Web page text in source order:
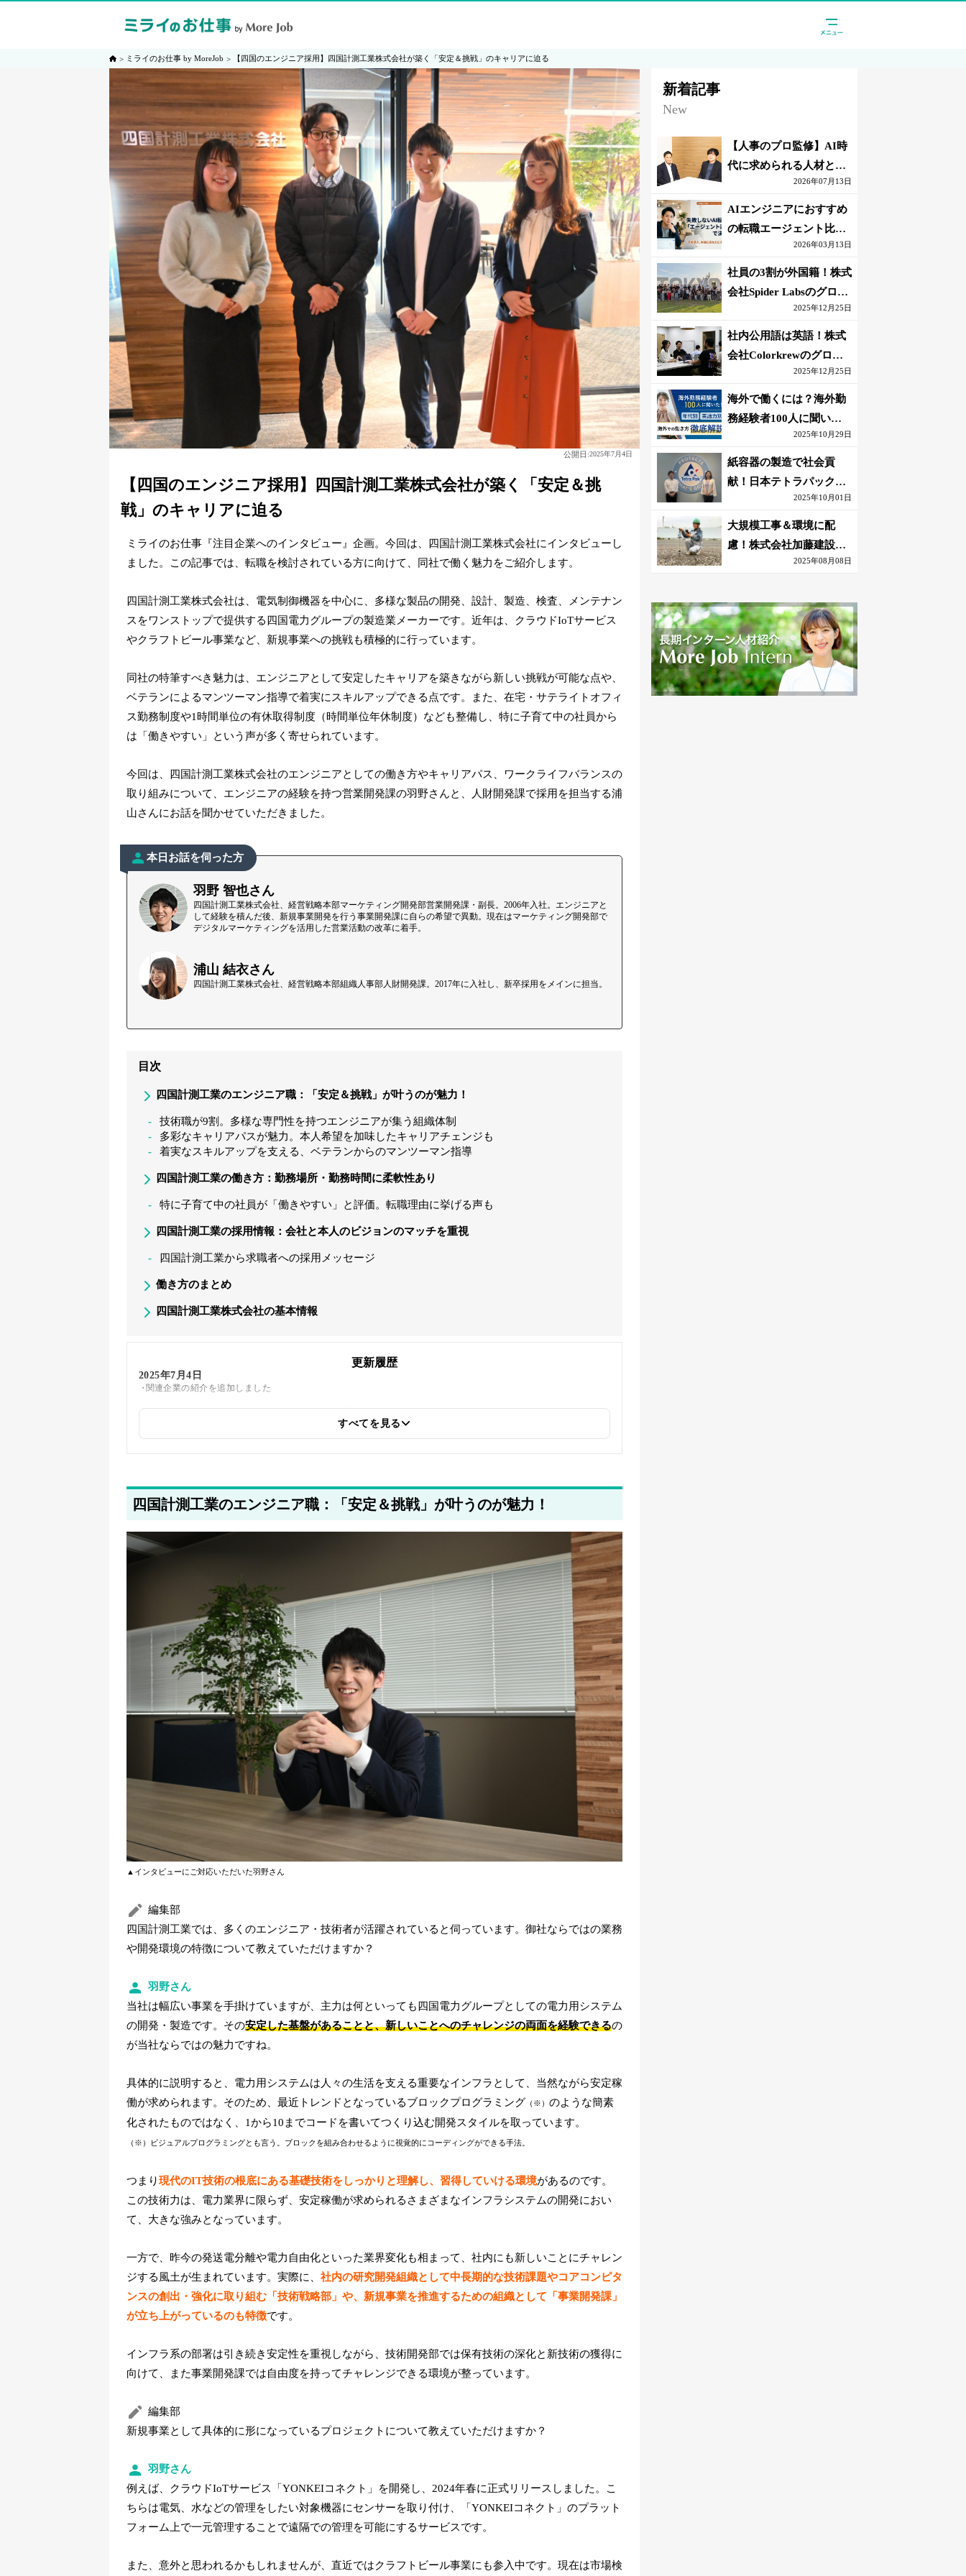
ミライのお仕事 by MoreJob 【四国のエンジニア採用】四国計測工業株式会社が築く「安定＆挑戦」のキャリアに迫る
公開日:2025年7月4日
【四国のエンジニア採用】四国計測工業株式会社が築く「安定＆挑
戦」のキャリアに迫る
ミライのお仕事『注目企業へのインタビュー』企画。今回は、四国計測工業株式会社にインタビューし
ました。この記事では、転職を検討されている方に向けて、同社で働く魅力をご紹介します。
四国計測工業株式会社は、電気制御機器を中心に、多様な製品の開発、設計、製造、検査、メンテナン
スをワンストップで提供する四国電力グループの製造業メーカーです。近年は、クラウドIoTサービス
やクラフトビール事業など、新規事業への挑戦も積極的に行っています。
同社の特筆すべき魅力は、エンジニアとして安定したキャリアを築きながら新しい挑戦が可能な点や、
ベテランによるマンツーマン指導で着実にスキルアップできる点です。また、在宅・サテライトオフィ
ス勤務制度や1時間単位の有休取得制度（時間単位年休制度）なども整備し、特に子育て中の社員から
は「働きやすい」という声が多く寄せられています。
今回は、四国計測工業株式会社のエンジニアとしての働き方やキャリアパス、ワークライフバランスの
取り組みについて、エンジニアの経験を持つ営業開発課の羽野さんと、人財開発課で採用を担当する浦
山さんにお話を聞かせていただきました。
本日お話を伺った方
羽野 智也さん
四国計測工業株式会社、経営戦略本部マーケティング開発部営業開発課・副長。2006年入社。エンジニアと
して経験を積んだ後、新規事業開発を行う事業開発課に自らの希望で異動。現在はマーケティング開発部で
デジタルマーケティングを活用した営業活動の改革に着手。
浦山 結衣さん
四国計測工業株式会社、経営戦略本部組織人事部人財開発課。2017年に入社し、新卒採用をメインに担当。
目次
四国計測工業のエンジニア職：「安定＆挑戦」が叶うのが魅力！
技術職が9割。多様な専門性を持つエンジニアが集う組織体制
多彩なキャリアパスが魅力。本人希望を加味したキャリアチェンジも
着実なスキルアップを支える、ベテランからのマンツーマン指導
四国計測工業の働き方：勤務場所・勤務時間に柔軟性あり
特に子育て中の社員が「働きやすい」と評価。転職理由に挙げる声も
四国計測工業の採用情報：会社と本人のビジョンのマッチを重視
四国計測工業から求職者への採用メッセージ
働き方のまとめ
四国計測工業株式会社の基本情報
更新履歴
2025年7月4日
関連企業の紹介を追加しました
著者情報の変更を行いました。
すべてを見る
四国計測工業のエンジニア職：「安定＆挑戦」が叶うのが魅力！
▲インタビューにご対応いただいた羽野さん
編集部
四国計測工業では、多くのエンジニア・技術者が活躍されていると伺っています。御社ならではの業務
や開発環境の特徴について教えていただけますか？
羽野さん
当社は幅広い事業を手掛けていますが、主力は何といっても四国電力グループとしての電力用システム
の開発・製造です。その安定した基盤があることと、新しいことへのチャレンジの両面を経験できるの
が当社ならではの魅力ですね。
具体的に説明すると、電力用システムは人々の生活を支える重要なインフラとして、当然ながら安定稼
働が求められます。そのため、最近トレンドとなっているブロックプログラミング （※） のような簡素
化されたものではなく、1から10までコードを書いてつくり込む開発スタイルを取っています。
（※）ビジュアルプログラミングとも言う。ブロックを組み合わせるように視覚的にコーディングができる手法。
つまり現代のIT技術の根底にある基礎技術をしっかりと理解し、習得していける環境があるのです。
この技術力は、電力業界に限らず、安定稼働が求められるさまざまなインフラシステムの開発におい
て、大きな強みとなっています。
一方で、昨今の発送電分離や電力自由化といった業界変化も相まって、社内にも新しいことにチャレン
ジする風土が生まれています。実際に、 社内の研究開発組織として中長期的な技術課題やコアコンピタ
ンスの創出・強化に取り組む「技術戦略部」や、新規事業を推進するための組織として「事業開発課」
が立ち上がっているのも特徴です。
インフラ系の部署は引き続き安定性を重視しながら、技術開発部では保有技術の深化と新技術の獲得に
向けて、また事業開発課では自由度を持ってチャレンジできる環境が整っています。
編集部
新規事業として具体的に形になっているプロジェクトについて教えていただけますか？
羽野さん
例えば、クラウドIoTサービス「YONKEIコネクト」を開発し、2024年春に正式リリースしました。こ
ちらは電気、水などの管理をしたい対象機器にセンサーを取り付け、「YONKEIコネクト」のプラット
フォーム上で一元管理することで遠隔での管理を可能にするサービスです。
また、意外と思われるかもしれませんが、直近ではクラフトビール事業にも参入中です。現在は市場検
新着記事
New
【人事のプロ監修】AI時
代に求められる人材と
は？「代替されない人」
の条件
2026年07月13日
AIエンジニアにおすすめ
の転職エージェント比較
｜失敗しない選び方【採
点表つき】
2026年03月13日
社員の3割が外国籍！株式
会社Spider Labsのグロー
2025年12月25日
社内公用語は英語！株式
会社Colorkrewのグロー
バルかつ若手が輝く環境
2025年12月25日
海外で働くには？海外勤
務経験者100人に聞いた
おすすめ職種｜英語話せ
ないOK求人はある？
2025年10月29日
紙容器の製造で社会貢
献！日本テトラパック株
式会社のグローバルな環
境
2025年10月01日
大規模工事＆環境に配
慮！株式会社加藤建設の
若手が語る現場監督の働
2025年08月08日